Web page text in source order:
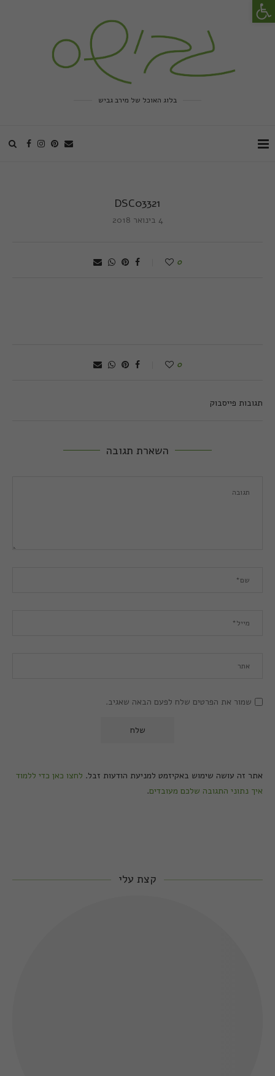
בלוג האוכל של מירב גביש
DSC03321
4 בינואר 2018
0
0
תגובות פייסבוק
השארת תגובה
שמור את הפרטים שלח לפעם הבאה שאגיב.
אתר זה עושה שימוש באקיזמט למניעת הודעות זבל. לחצו כאן כדי ללמוד
איך נתוני התגובה שלכם מעובדים.
קצת עלי